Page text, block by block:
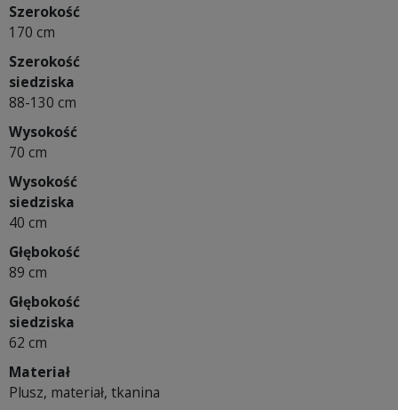
Szerokość
170 cm
Szerokość
siedziska
88-130 cm
Wysokość
70 cm
Wysokość
siedziska
40 cm
Głębokość
89 cm
Głębokość
siedziska
62 cm
Materiał
Plusz, materiał, tkanina